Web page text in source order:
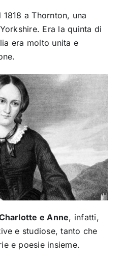
a Thornton, una
Era la quinta di
era molto unita e
e Anne, infatti,
e studiose, tanto che
e poesie insieme.